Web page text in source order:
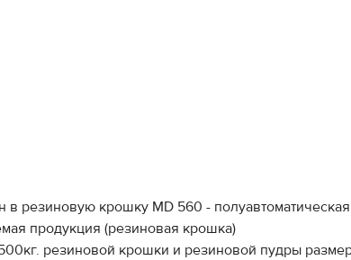
резиновую крошку MD 560 -
продукция (резиновая крошка)
резиновой крошки и резиновой пудры